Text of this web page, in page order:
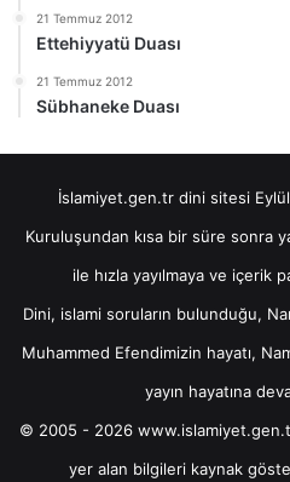
21 Temmuz 2012
Ettehiyyatü Duası
21 Temmuz 2012
Sübhaneke Duası
İslamiyet.gen.tr dini sitesi
Kuruluşundan kısa bir süre sonra
ile hızla yayılmaya ve içerik
Dini, islami soruların bulunduğu,
Muhammed Efendimizin hayatı,
yayın hayatına
© 2005 - 2026
yer alan bilgileri kaynak